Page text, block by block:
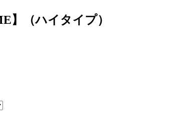
】（ハイタイプ）